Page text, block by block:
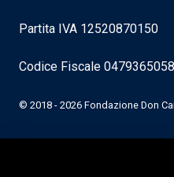
Partita IVA 12520870150
Codice Fiscale
© 2018 - 2026 Fondazione Don